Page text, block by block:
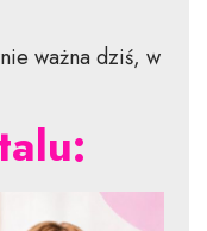
ważna dziś, w